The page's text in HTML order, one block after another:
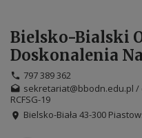
Bielsko-Bialski
Doskonalenia
797 389 362
sekretariat@bbodn.edu.pl /
RCFSG-19
Bielsko-Biała 43-300